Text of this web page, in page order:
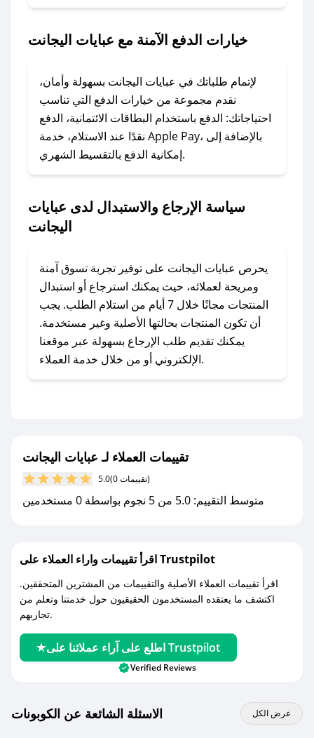
2. الصقه في خانة الدفع عند التسوق من عبايات
لا تقلق! يمكنك التواصل مع فريق دعم صحصح عبر
الرسائل الخاصة على تويتر أو البريد الإلكتروني،
وسنقوم بحل المشكلة في أسرع وقت ممكن.
### ماذا أفعل إذا لم أجد كود خصم لمتجري
المفضل؟
مراسلتنا مباشرة وسنعمل على توفير الكوبونات في
أسرع وقت ممكن.
### كيف تحصل على كوبونات خصم حصرية من
عبايات اليجانت؟
للحصول على كوبونات وخصومات حصرية، قم بما
يلي:
- اضغط على أيقونة متابعة لمتجر عبايات اليجانت في
تطبيق صحصح.
مع صحصح، تسوق بذكاء ووفّر على كل مشترياتك مع
خيارات الدفع الآمنة مع عبايات اليجانت
لإتمام طلباتك في عبايات اليجانت بسهولة وأمان،
نقدم مجموعة من خيارات الدفع التي تناسب
احتياجاتك: الدفع باستخدام البطاقات الائتمانية، الدفع
نقدًا عند الاستلام، خدمة Apple Pay، بالإضافة إلى
إمكانية الدفع بالتقسيط الشهري.
سياسة الإرجاع والاستبدال لدى عبايات
اليجانت
يحرص عبايات اليجانت على توفير تجربة تسوق آمنة
ومريحة لعملائه، حيث يمكنك استرجاع أو استبدال
المنتجات مجانًا خلال 7 أيام من استلام الطلب. يجب
أن تكون المنتجات بحالتها الأصلية وغير مستخدمة.
يمكنك تقديم طلب الإرجاع بسهولة عبر موقعنا
الإلكتروني أو من خلال خدمة العملاء.
تقييمات العملاء لـ عبايات اليجانت
5.0 (0 تقييمات)
متوسط التقييم: 5.0 من 5 نجوم بواسطة 0 مستخدمين
اقرأ تقييمات واراء العملاء على Trustpilot
اقرأ تقييمات العملاء الأصلية والتقييمات من المشترين المتحققين.
اكتشف ما يعتقده المستخدمون الحقيقيون حول خدمتنا وتعلم من
تجاربهم.
اطلع على آراء عملائنا على Trustpilot
Verified Reviews
الاسئلة الشائعة عن الكوبونات عرض الكل